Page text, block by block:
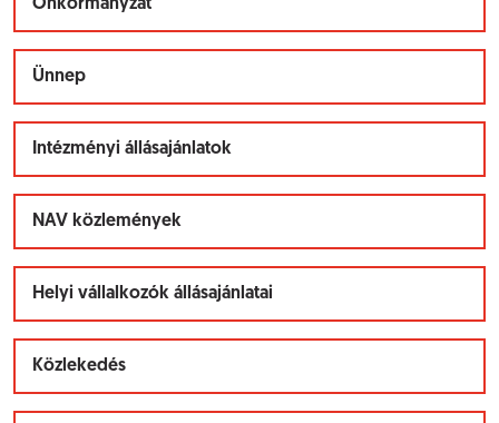
Önkormányzat
Ünnep
Intézményi állásajánlatok
NAV közlemények
Helyi vállalkozók állásajánlatai
Közlekedés